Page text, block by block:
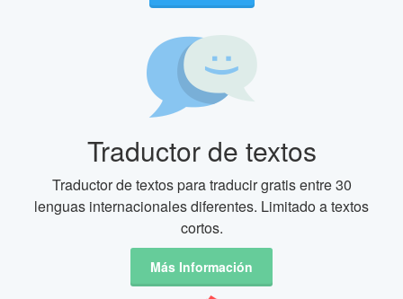
Traductor de textos
Traductor de textos para traducir gratis entre 30
lenguas internacionales diferentes. Limitado a textos
cortos.
Más Información